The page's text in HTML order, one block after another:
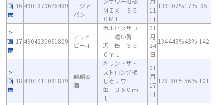
画
像
16 4901870646489
ージャ
パン
ＭＩＸ ３５
０ＭＬ
11
日
139102%17% 85
画
像
17 4904230061809
アサヒ
ビール
カルピスサワ
ー 濃い贅
沢 缶 ３５
０ｍｌ
01
月
24
日
134443%43% 142
画
像
18 4901411091839
麒麟麦
酒
キリン・ザ・
ストロング梅
しそサワー
缶 ３５０ｍ
ｌ
01
月
17
日
128 60% 56% 101